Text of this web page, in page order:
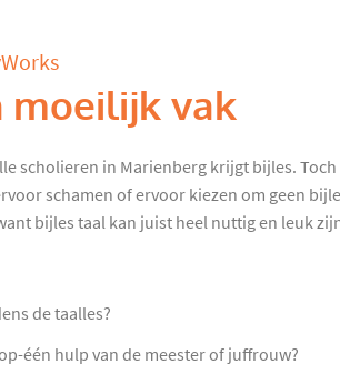
moeilijk vak
scholieren in Marienberg krijgt bijles. Toch
schamen of ervoor kiezen om geen
bijles taal kan juist heel nuttig en leuk
de taalles?
één hulp van de meester of juffrouw?